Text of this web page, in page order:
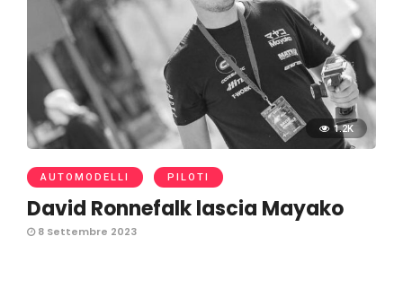
1.2K
AUTOMODELLI PILOTI
David Ronnefalk lascia Mayako
8 Settembre 2023